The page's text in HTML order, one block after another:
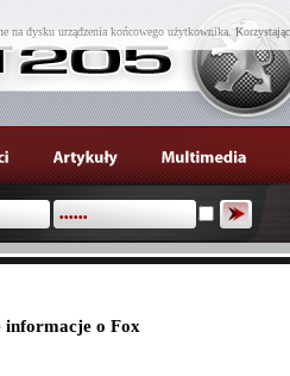
dysku urządzenia końcowego użytkownika.
informacje o Fox